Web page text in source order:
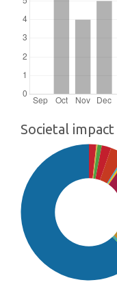
Societal impact